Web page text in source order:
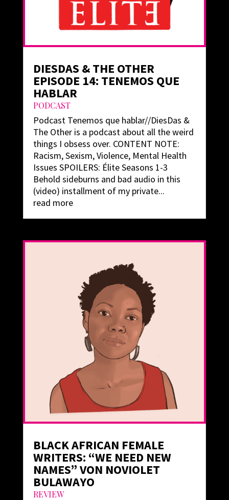
DIESDAS & THE OTHER
EPISODE 14: TENEMOS QUE
HABLAR
PODCAST
Podcast Tenemos que hablar//DiesDas &
The Other is a podcast about all the weird
things I obsess over. CONTENT NOTE:
Racism, Sexism, Violence, Mental Health
Issues SPOILERS: Élite Seasons 1-3
Behold sideburns and bad audio in this
(video) installment of my private...
read more
BLACK AFRICAN FEMALE
WRITERS: “WE NEED NEW
NAMES” VON NOVIOLET
BULAWAYO
REVIEW